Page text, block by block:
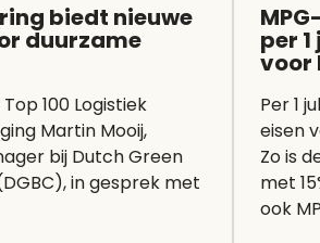
biedt nieuwe
duurzame
100 Logistiek
Martin Mooij,
bij Dutch Green
in gesprek met
per
voor
Per 1
eisen
Zo is
met
ook